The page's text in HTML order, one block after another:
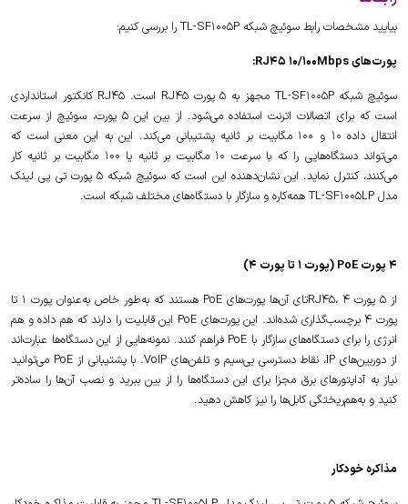
بیایید مشخصات رابط سوئیچ شبکه TL-SF1005P را بررسی کنیم:
پورت‌های RJ45 10/100Mbps:
سوئیچ شبکه TL-SF1005P مجهز به 5 پورت RJ45 است. RJ45 کانکتور استانداردی
است که برای اتصالات اترنت استفاده می‌شود. از بین این 5 پورت، سوئیچ از سرعت
انتقال داده 10 و 100 مگابیت بر ثانیه پشتیبانی می‌کند. این به این معنی است که
می‌تواند دستگاه‌هایی را که با سرعت 10 مگابیت بر ثانیه یا 100 مگابیت بر ثانیه کار
می‌کنند، کنترل نماید. این نشان‌دهنده این است که سوئیچ شبکه 5 پورت تی پی لینک
مدل TL-SF1005LP همه‌کاره و سازگار با دستگاه‌های مختلف شبکه است.
4 پورت PoE (پورت 1 تا پورت 4)
از 5 پورت RJ45، 4تای آن‌ها پورت‌های PoE هستند که به‌طور خاص به‌عنوان پورت 1 تا
پورت 4 برچسب‌گذاری شده‌اند. این پورت‌های PoE این قابلیت را دارند که هم داده و هم
انرژی را برای دستگاه‌های سازگار با PoE فراهم کنند. نمونه‌هایی از این دستگاه‌ها عبارت‌اند
از دوربین‌های IP، نقاط دسترسی بی‌سیم و تلفن‌های VoIP. با پشتیبانی از PoE می‌توانید
نیاز به آداپتورهای برق مجزا برای این دستگاه‌ها را از بین ببرید و نصب آن‌ها را ساده‌تر
کنید و به‌هم‌ریختگی کابل‌ها را نیز کاهش دهید.
مذاکره خودکار